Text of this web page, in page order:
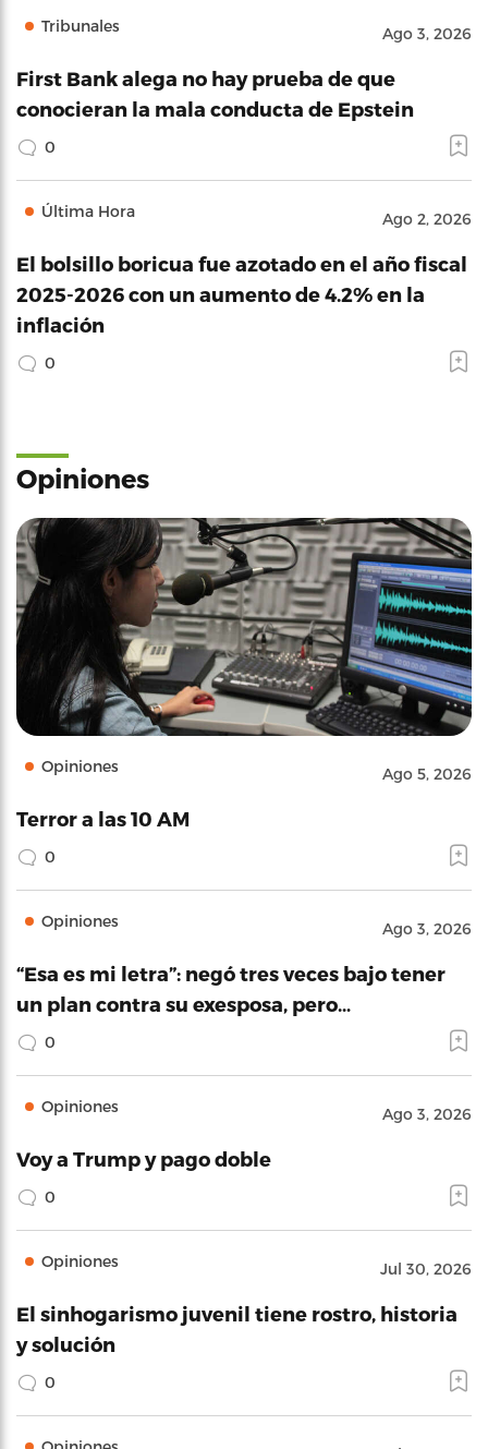
Tribunales Ago 3, 2026
First Bank alega no hay prueba de que
conocieran la mala conducta de Epstein
0
Última Hora Ago 2, 2026
El bolsillo boricua fue azotado en el año fiscal
2025-2026 con un aumento de 4.2% en la
inflación
0
Opiniones
Opiniones Ago 5, 2026
Terror a las 10 AM
0
Opiniones Ago 3, 2026
“Esa es mi letra”: negó tres veces bajo tener
un plan contra su exesposa, pero…
0
Opiniones Ago 3, 2026
Voy a Trump y pago doble
0
Opiniones Jul 30, 2026
El sinhogarismo juvenil tiene rostro, historia
y solución
0